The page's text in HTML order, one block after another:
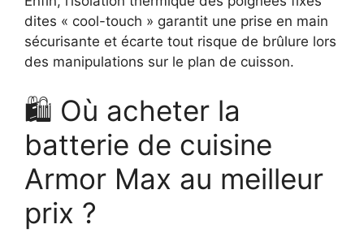
dites « cool-touch » garantit une prise en main
sécurisante et écarte tout risque de brûlure lors
des manipulations sur le plan de cuisson.
🛍️ Où acheter la
batterie de cuisine
Armor Max au meilleur
prix ?